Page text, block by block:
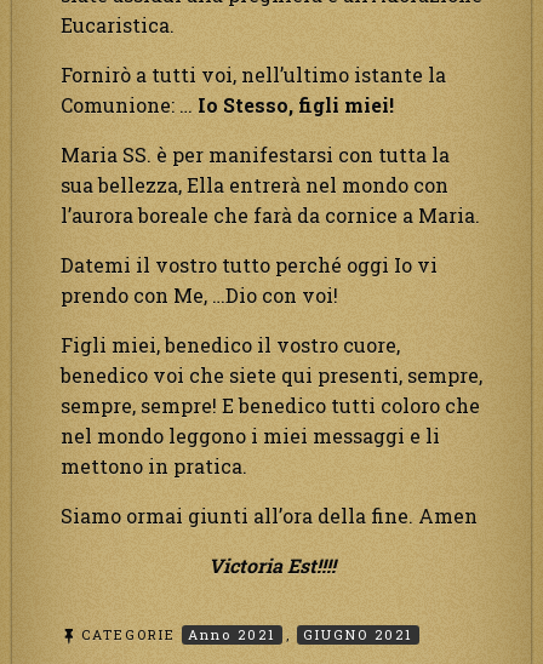
Eucaristica.
Fornirò a tutti voi, nell’ultimo istante la
Comunione: … Io Stesso, figli miei!
Maria SS. è per manifestarsi con tutta la
sua bellezza, Ella entrerà nel mondo con
l’aurora boreale che farà da cornice a Maria.
Datemi il vostro tutto perché oggi Io vi
prendo con Me, …Dio con voi!
Figli miei, benedico il vostro cuore,
benedico voi che siete qui presenti, sempre,
sempre, sempre! E benedico tutti coloro che
nel mondo leggono i miei messaggi e li
mettono in pratica.
Siamo ormai giunti all’ora della fine. Amen
Victoria Est!!!!
CATEGORIE Anno 2021 , GIUGNO 2021